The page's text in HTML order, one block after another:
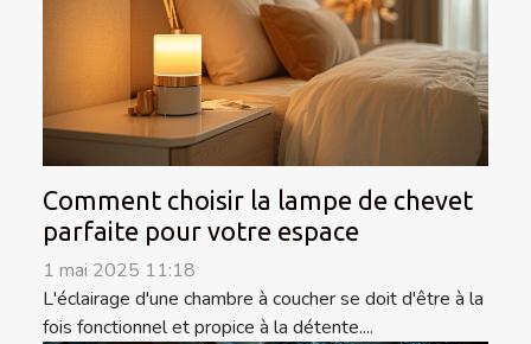
Comment choisir la lampe de chevet
parfaite pour votre espace
1 mai 2025 11:18
L'éclairage d'une chambre à coucher se doit d'être à la
fois fonctionnel et propice à la détente....